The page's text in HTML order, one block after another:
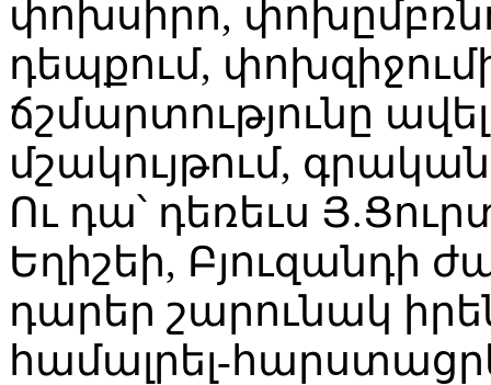
փոխսիրո,
դեպքում,
ճշմարտությունը
մշակույթում,
Ու դա՝ դեռեւս
Եղիշեի, Բյուզանդի
դարեր շարունակ
համալրել-